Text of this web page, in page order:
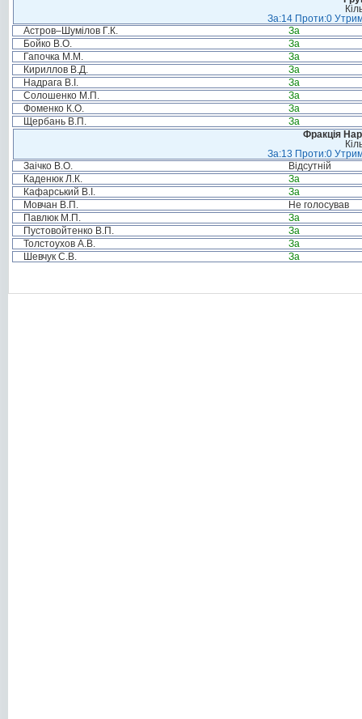
За:14 Проти:0
Астров–Шумілов Г.К.
За
Бойко В.О.
За
Гапочка М.М.
За
Кириллов В.Д.
За
Надрага В.І.
За
Солошенко М.П.
За
Фоменко К.О.
За
Щербань В.П.
За
Фракція
За:13 Проти:0
Заічко В.О.
Відсутній
Каденюк Л.К.
За
Кафарський В.І.
За
Мовчан В.П.
Не голосував
Павлюк М.П.
За
Пустовойтенко В.П.
За
Толстоухов А.В.
За
Шевчук С.В.
За